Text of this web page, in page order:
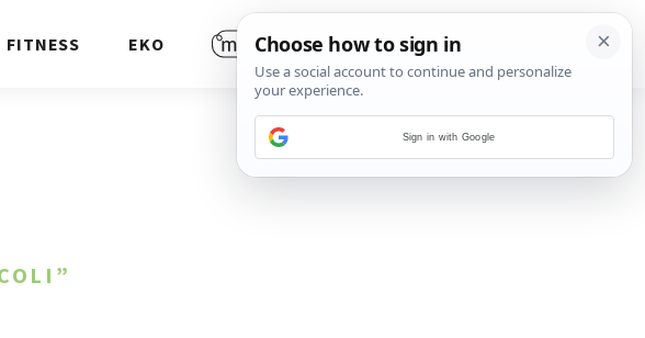
FITNESS EKO
Sign in with Google